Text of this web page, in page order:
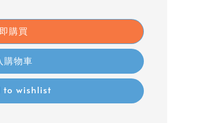
購買
購物車
to wishlist